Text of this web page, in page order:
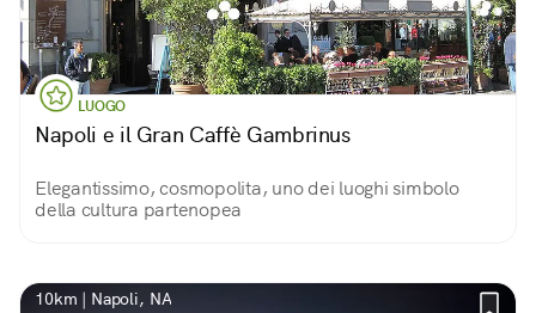
LUOGO
Napoli e il Gran Caffè Gambrinus
Elegantissimo, cosmopolita, uno dei luoghi simbolo
della cultura partenopea
10km | Napoli, NA